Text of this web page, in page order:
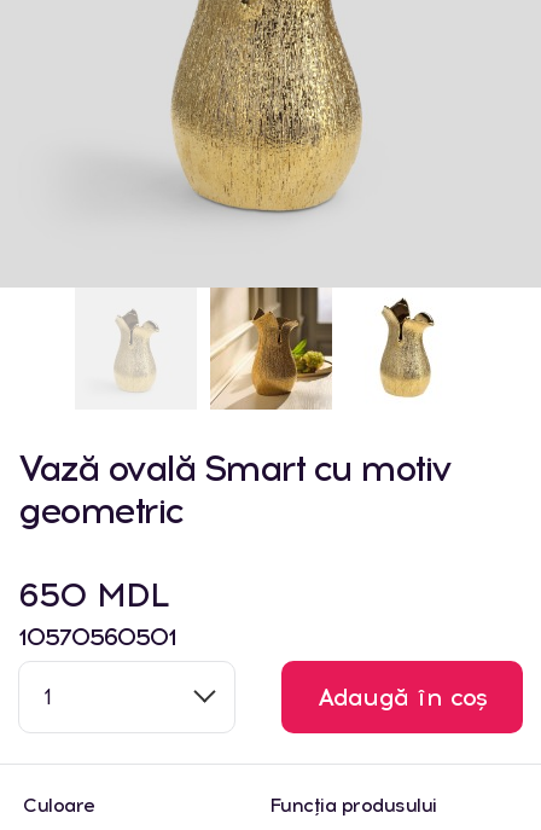
Vază ovală Smart cu motiv
geometric
650 MDL
10570560501
1 Adaugă în coș
Culoare
Funcția produsului